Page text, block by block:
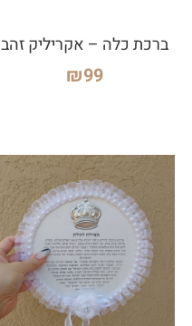
ברכת כלה – אקריליק זהב
₪99